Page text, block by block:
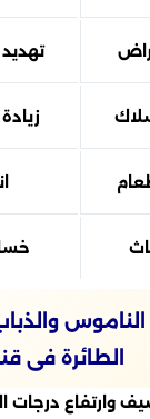
الطائرة فى
وارتفاع درجات